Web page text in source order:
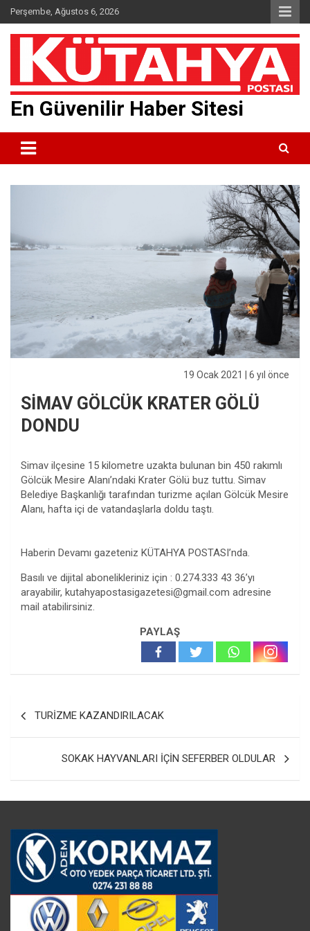
Skip
to
content
Perşembe, Ağustos 6, 2026
En Güvenilir Haber Sitesi
19 Ocak 2021 | 6 yıl önce
SİMAV GÖLCÜK KRATER GÖLÜ
DONDU
Simav ilçesine 15 kilometre uzakta bulunan bin 450 rakımlı
Gölcük Mesire Alanı’ndaki Krater Gölü buz tuttu. Simav
Belediye Başkanlığı tarafından turizme açılan Gölcük Mesire
Alanı, hafta içi de vatandaşlarla doldu taştı.
Haberin Devamı gazeteniz KÜTAHYA POSTASI’nda.
Basılı ve dijital abonelikleriniz için : 0.274.333 43 36’yı
arayabilir, kutahyapostasigazetesi@gmail.com adresine
mail atabilirsiniz.
PAYLAŞ
TURİZME KAZANDIRILACAK
SOKAK HAYVANLARI İÇİN SEFERBER OLDULAR